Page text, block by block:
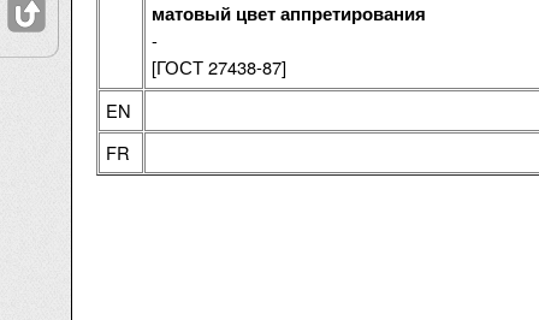
матовый цвет аппретирования
-
[ГОСТ 27438-87]
EN
FR